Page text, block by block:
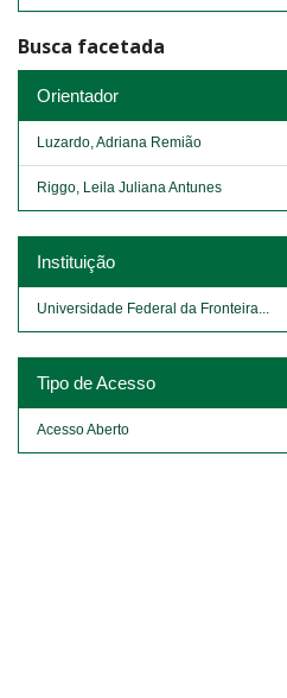
Busca facetada
Orientador
Luzardo, Adriana Remião
Riggo, Leila Juliana Antunes
Instituição
Universidade Federal da Fronteira...
Tipo de Acesso
Acesso Aberto